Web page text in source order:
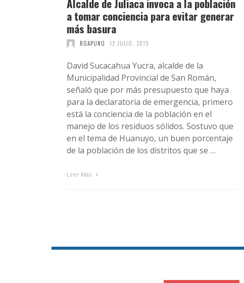
a tomar conciencia para evitar generar
más basura
ROAPUNO 12 JULIO, 2019
David Sucacahua Yucra, alcalde de la
Municipalidad Provincial de San Román,
señaló que por más presupuesto que haya
para la declaratoria de emergencia, primero
está la conciencia de la población en el
manejo de los residuos sólidos. Sostuvo que
en el tema de Huanuyo, un buen porcentaje
de la población de los distritos que se …
Leer Más